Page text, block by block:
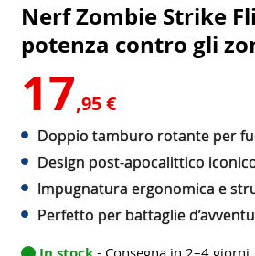
Nerf Zombie Strike
potenza contro gli
17,95 €
Doppio tamburo rotante per
Design post-apocalittico
Impugnatura ergonomica e
Perfetto per battaglie
- Consegna in 2–4 giorni